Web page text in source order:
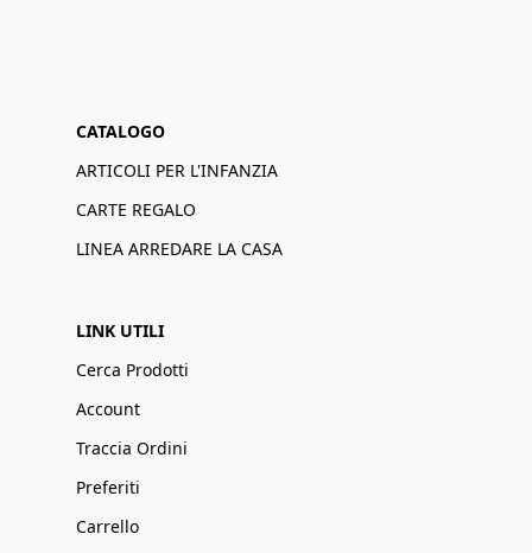
CATALOGO
ARTICOLI PER L'INFANZIA
CARTE REGALO
LINEA ARREDARE LA CASA
LINK UTILI
Cerca Prodotti
Account
Traccia Ordini
Preferiti
Carrello